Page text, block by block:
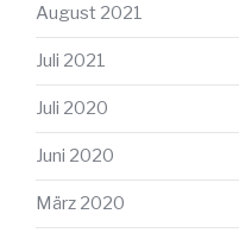
August 2021
Juli 2021
Juli 2020
Juni 2020
März 2020